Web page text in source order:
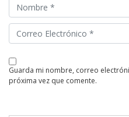
guarda mi nombre, correo electrónico y web en este navegador para la
próxima vez que comente.